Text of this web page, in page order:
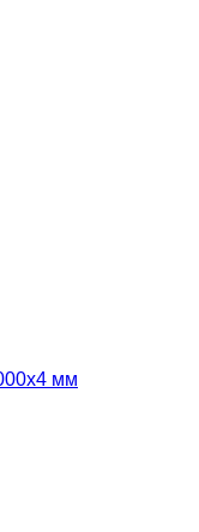
мм